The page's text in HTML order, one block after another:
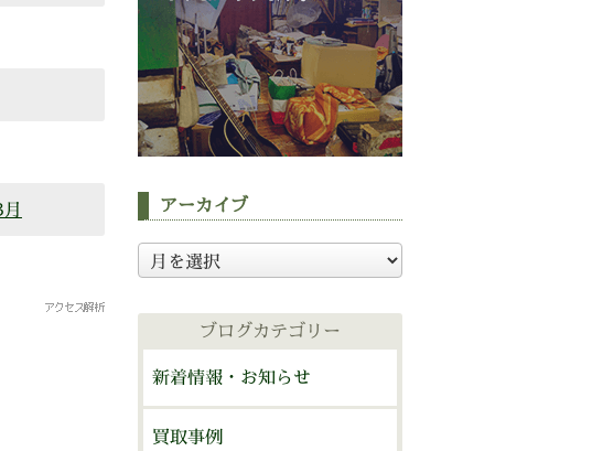
アーカイブ
ア
ー
ブ
ブログカテゴリー
新着情報・お知らせ
買取事例